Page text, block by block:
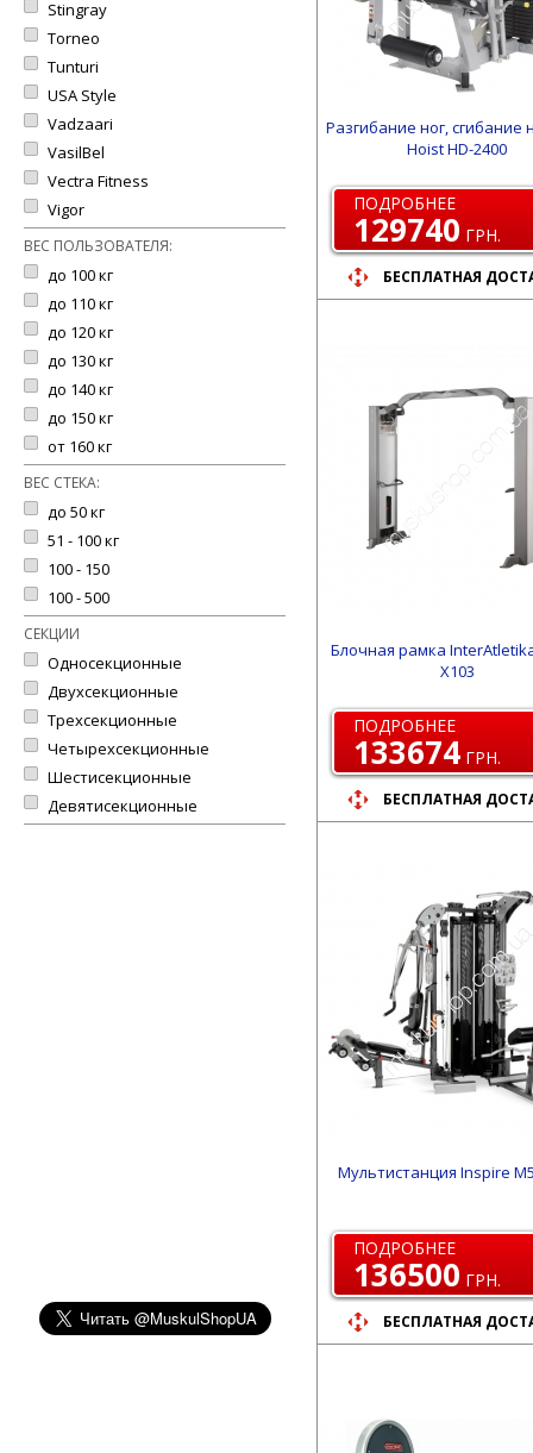
Stingray
Torneo
Tunturi
USA Style
Vadzaari
VasilBel
Vectra Fitness
Vigor
ВЕС ПОЛЬЗОВАТЕЛЯ:
до 100 кг
до 110 кг
до 120 кг
до 130 кг
до 140 кг
до 150 кг
от 160 кг
ВЕС СТЕКА:
до 50 кг
51 - 100 кг
100 - 150
100 - 500
СЕКЦИИ
Односекционные
Двухсекционные
Трехсекционные
Четырехсекционные
Шестисекционные
Девятисекционные
Разгибание ног, сгибание
Hoist HD-2400
ПОДРОБНЕЕ
129740 ГРН.
БЕСПЛАТНАЯ
Блочная рамка
X103
ПОДРОБНЕЕ
133674 ГРН.
БЕСПЛАТНАЯ
Мультистанция Inspire
ПОДРОБНЕЕ
136500 ГРН.
БЕСПЛАТНАЯ